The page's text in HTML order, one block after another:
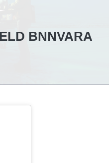
BNNVARA